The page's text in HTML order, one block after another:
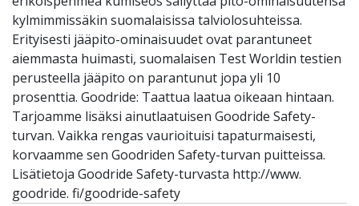
kylmimmissäkin suomalaisissa talviolosuhteissa.
Erityisesti jääpito-ominaisuudet ovat parantuneet
aiemmasta huimasti, suomalaisen Test Worldin testien
perusteella jääpito on parantunut jopa yli 10
prosenttia. Goodride: Taattua laatua oikeaan hintaan.
Tarjoamme lisäksi ainutlaatuisen Goodride Safety-
turvan. Vaikka rengas vaurioituisi tapaturmaisesti,
korvaamme sen Goodriden Safety-turvan puitteissa.
Lisätietoja Goodride Safety-turvasta http://www.
goodride. fi/goodride-safety